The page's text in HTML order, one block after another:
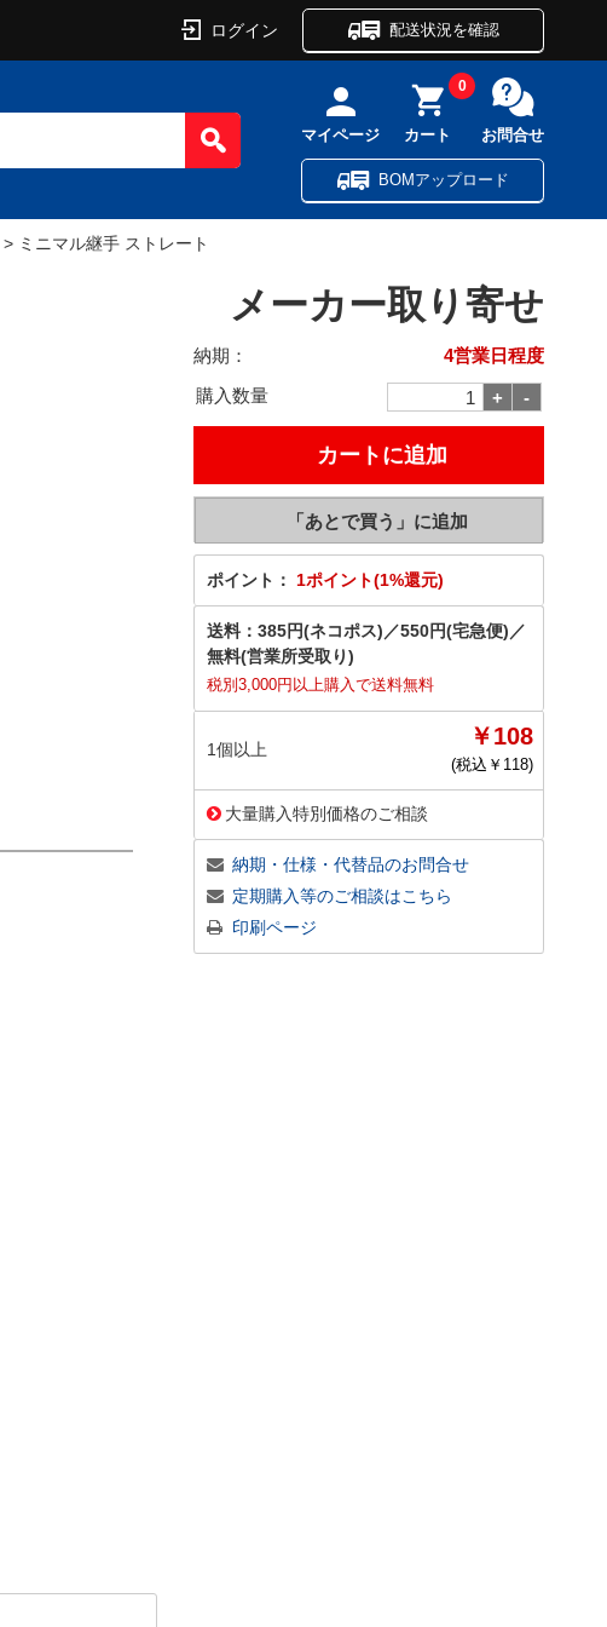
ログイン 配送状況を確認
マイページ カート
0
お問合せ
BOMアップロード
> ミニマル継手 ストレート
メーカー取り寄せ
納期：
4営業日程度
購入数量
ポイント： 1ポイント(1%還元)
送料： 385円(ネコポス) ／550円(宅急便) ／
無料(営業所受取り)
税別3,000円以上購入で送料無料
1個以上 ￥108
(税込￥ 118)
大量購入特別価格のご相談
納期・仕様・代替品のお問合せ
定期購入等のご相談はこちら
印刷ページ